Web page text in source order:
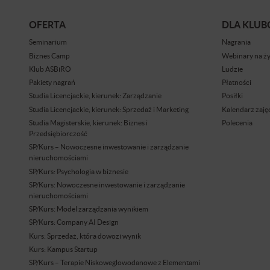
OFERTA
Seminarium
Biznes Camp
Klub ASBiRO
Pakiety nagrań
Studia Licencjackie, kierunek: Zarządzanie
Studia Licencjackie, kierunek: Sprzedaż i Marketing
Studia Magisterskie, kierunek: Biznes i
Przedsiębiorczość
SP/Kurs – Nowoczesne inwestowanie i zarządzanie
nieruchomościami
SP/Kurs: Psychologia w biznesie
SP/Kurs: Nowoczesne inwestowanie i zarządzanie
nieruchomościami
SP/Kurs: Model zarządzania wynikiem
SP/Kurs: Company AI Design
Kurs: Sprzedaż, która dowozi wynik
Kurs: Kampus Startup
SP/Kurs – Terapie Niskoweglowodanowe z Elementami
DLA
Nagrania
Webinary na
Ludzie
Płatności
Posiłki
Kalendarz
Polecenia